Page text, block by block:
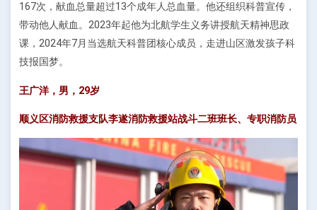
167次，献血总量超过13个成年人总血量。他还组织科普宣传，
带动他人献血。2023年起他为北航学生义务讲授航天精神思政
课，2024年7月当选航天科普团核心成员，走进山区激发孩子科
技报国梦。
王广洋，男，29岁
顺义区消防救援支队李遂消防救援站战斗二班班长、专职消防员